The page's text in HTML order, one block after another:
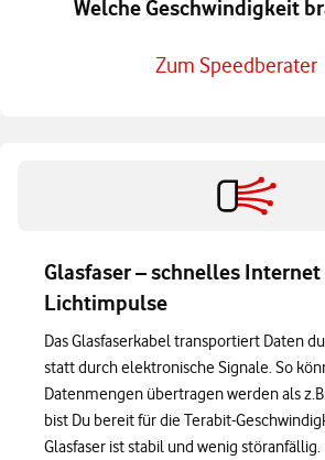
Welche Geschwindigkeit
Zum Speedberater
Glasfaser – schnelles
Lichtimpulse
Das Glasfaserkabel transportiert Daten
statt durch elektronische Signale. So
Datenmengen übertragen werden als
bist Du bereit für die Terabit-
Glasfaser ist stabil und wenig störanfällig.